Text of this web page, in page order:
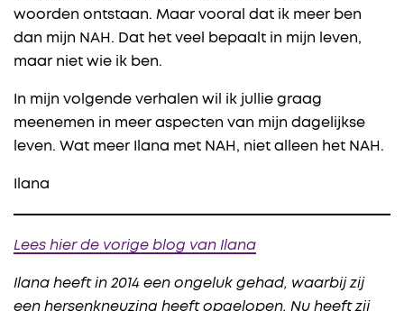
woorden ontstaan. Maar vooral dat ik meer ben
dan mijn NAH. Dat het veel bepaalt in mijn leven,
maar niet wie ik ben.
In mijn volgende verhalen wil ik jullie graag
meenemen in meer aspecten van mijn dagelijkse
leven. Wat meer Ilana met NAH, niet alleen het NAH.
Ilana
Lees hier de vorige blog van Ilana
Ilana heeft in 2014 een ongeluk gehad, waarbij zij
een hersenkneuzing heeft opgelopen. Nu heeft zij